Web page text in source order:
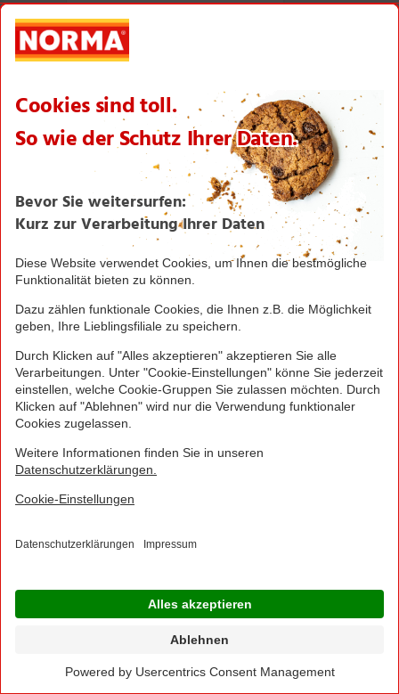
9,99
50er-Pack
MULTITEC
Puderfreie Nitril-Handschuhe 50er
3,49*
Filiale